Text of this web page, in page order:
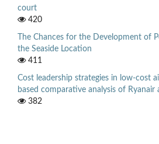
court
420
The Chances for the Development of
the Seaside Location
411
Cost leadership strategies in low-cost
based comparative analysis of Ryanair
382